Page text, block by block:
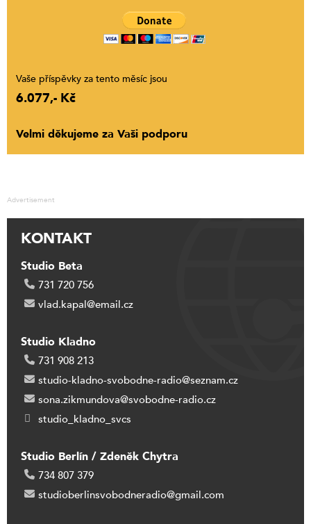
Vaše příspěvky za tento měsíc jsou
6.077,- Kč
Velmi děkujeme za Vaši podporu
Advertisement
KONTAKT
Studio Beta
731 720 756
vlad.kapal@email.cz
Studio Kladno
731 908 213
studio-kladno-svobodne-radio@seznam.cz
sona.zikmundova@svobodne-radio.cz
studio_kladno_svcs
Studio Berlín / Zdeněk Chytra
734 807 379
studioberlinsvobodneradio@gmail.com